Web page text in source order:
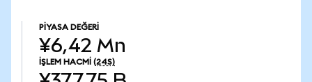
PIYASA DEĞERI
¥6,42 Mn
İŞLEM HACMI (24S)